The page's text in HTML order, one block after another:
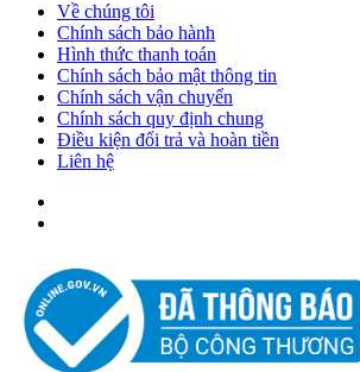
Về chúng tôi
Chính sách bảo hành
Hình thức thanh toán
Chính sách bảo mật thông tin
Chính sách vận chuyển
Chính sách quy định chung
Điều kiện đổi trả và hoàn tiền
Liên hệ